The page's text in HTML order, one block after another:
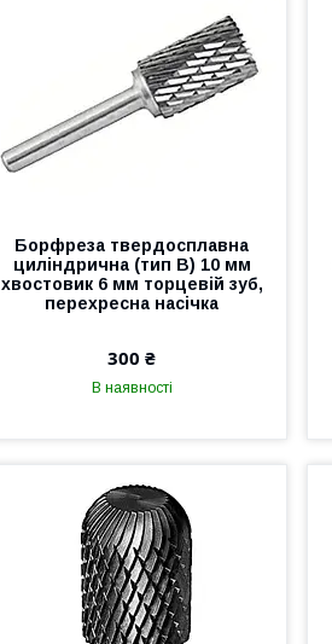
Борфреза твердосплавна
циліндрична (тип В) 10 мм
хвостовик 6 мм торцевій зуб,
перехресна насічка
300 ₴
В наявності